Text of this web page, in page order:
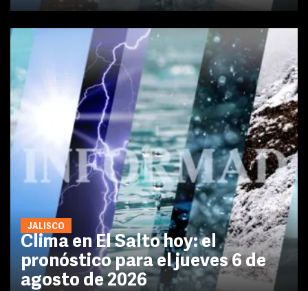
JALISCO
Clima en El Salto hoy: el
pronóstico para el jueves 6 de
agosto de 2026